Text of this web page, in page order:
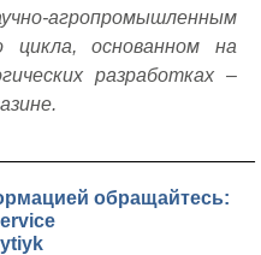
агропромышленным
цикла, основанном на
разработках –
обращайтесь: